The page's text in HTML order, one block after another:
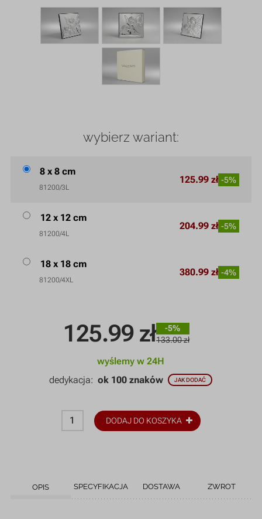
125.99 zł
-5%
133.00 zł
wyślemy w 24H
dedykacja:ok 100 znaków JAK DODAĆ
DODAJ DO KOSZYKA
wybierz wariant:
8 x 8 cm
81200/3L
125.99 zł -5%
12 x 12 cm
81200/4L
204.99 zł -5%
18 x 18 cm
81200/4XL
380.99 zł -4%
OPIS SPECYFIKACJA DOSTAWA ZWROT